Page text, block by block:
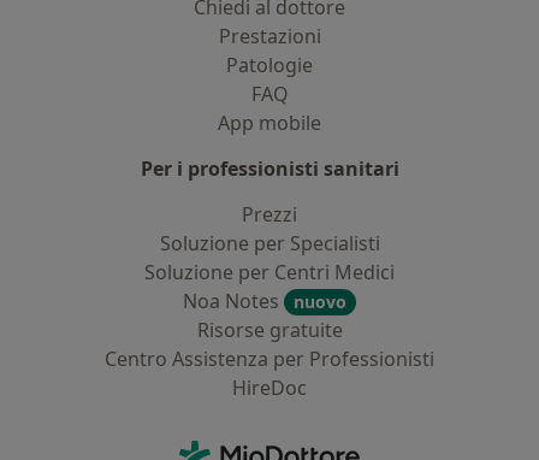
Chiedi al dottore
Prestazioni
Patologie
FAQ
App mobile
Per i professionisti sanitari
Prezzi
Soluzione per Specialisti
Soluzione per Centri Medici
Noa Notes
nuovo
Risorse gratuite
Centro Assistenza per Professionisti
HireDoc
MioDottore - Homepage